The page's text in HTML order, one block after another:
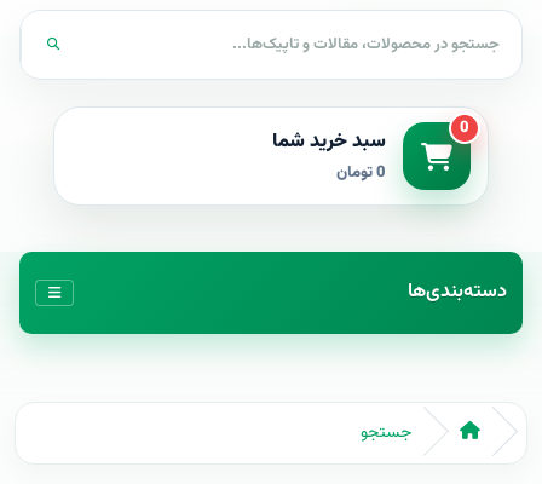
0 سبد خرید شما
0 تومان
دسته‌بندی‌ها
جستجو